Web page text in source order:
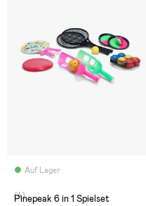
Auf Lager
(4)
Pinepeak 6 in 1 Spielset